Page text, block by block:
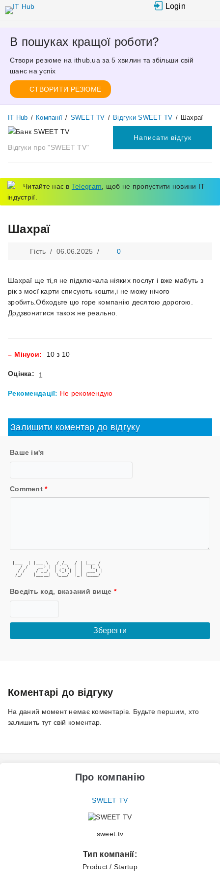
вмісту
Login
В пошуках кращої роботи?
Створи резюме на ithub.ua за 5 хвилин та збільши свій
шанс на успіх
СТВОРИТИ РЕЗЮМЕ
IT Hub / Компанії / SWEET TV / Відгуки SWEET TV / Шахраї
Написати відгук
Відгуки про "SWEET TV"
Читайте нас в Telegram , щоб не пропустити новини IT
індустрії.
Шахраї
Гість / 06.06.2025 / 0
Шахраї ще ті,я не підключала ніяких послуг і вже мабуть з
рік з моєї карти списують кошти,і не можу нічого
зробить.Обходьте цю горе компанію десятою дорогою.
Додзвонитися також не реально.
Мінуси: 10 з 10
Оцінка: 1
Рекомендації: Не рекомендую
Залишити коментар до відгуку
Ваше ім'я
Comment*
|___  | |___ \   / /_   / | |___ /
    / /    __) | | '_ \  | |   |_ \
   / /    / __/  | (_) | | |  ___) |
  /_/    |_____|  \___/  |_| |____/
Введіть код, вказаний вище *
Коментарі до відгуку
На даний момент немає коментарів. Будьте першим, хто
залишить тут свій коментар.
Про компанію
SWEET TV
sweet.tv
Тип компанії:
Product / Startup